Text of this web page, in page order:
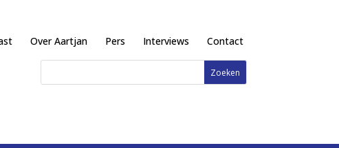
Over Aartjan Pers Interviews Contact